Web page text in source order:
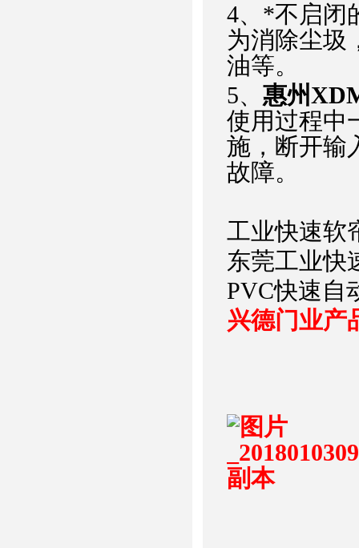
4、*不启闭
为消除尘圾
油等。
5、 惠州
使用过程中
施，断开输
故障。
工业快速软
东莞工业快
PVC快速自
兴德门业产